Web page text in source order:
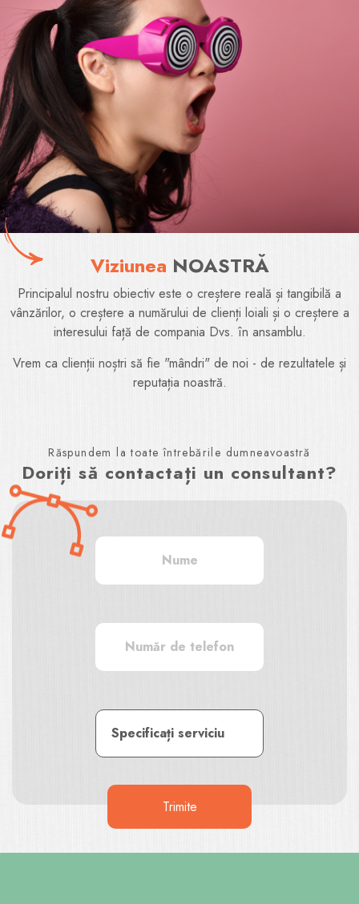
Viziunea NOASTRĂ
Principalul nostru obiectiv este o creștere reală și tangibilă a
vânzărilor, o creștere a numărului de clienți loiali și o creștere a
interesului față de compania Dvs. în ansamblu.
Vrem ca clienții noștri să fie "mândri" de noi - de rezultatele și
reputația noastră.
Răspundem la toate întrebările dumneavoastră
Doriți să contactați un consultant?
Specificați serviciu